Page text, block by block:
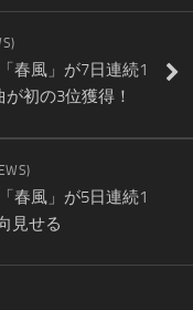
春風」が7日連続1
初の3位獲得！
春風」が5日連続1
見せる